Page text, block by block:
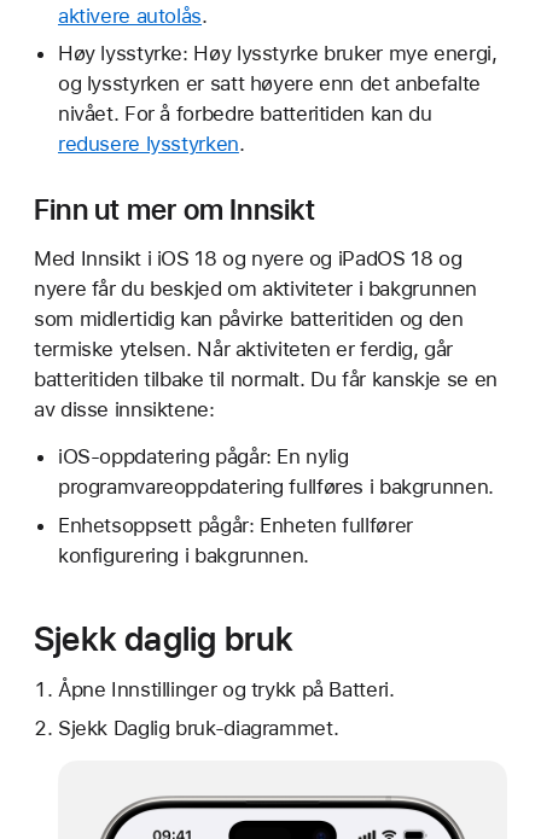
aktivere autolås.
Høy lysstyrke: Høy lysstyrke bruker mye energi,
og lysstyrken er satt høyere enn det anbefalte
nivået. For å forbedre batteritiden kan du
redusere lysstyrken.
Finn ut mer om Innsikt
Med Innsikt i iOS 18 og nyere og iPadOS 18 og
nyere får du beskjed om aktiviteter i bakgrunnen
som midlertidig kan påvirke batteritiden og den
termiske ytelsen. Når aktiviteten er ferdig, går
batteritiden tilbake til normalt. Du får kanskje se en
av disse innsiktene:
iOS-oppdatering pågår: En nylig
programvareoppdatering fullføres i bakgrunnen.
Enhetsoppsett pågår: Enheten fullfører
konfigurering i bakgrunnen.
Sjekk daglig bruk
Åpne Innstillinger og trykk på Batteri.
Sjekk Daglig bruk-diagrammet.